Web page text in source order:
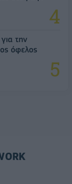
την
όφελος